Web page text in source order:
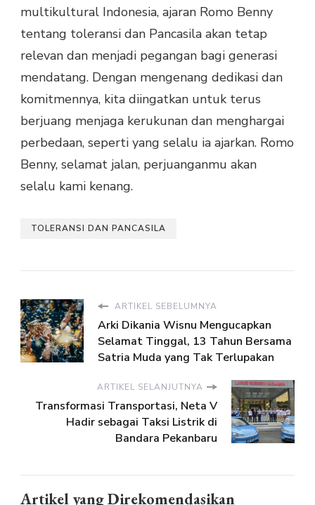
multikultural Indonesia, ajaran Romo Benny
tentang toleransi dan Pancasila akan tetap
relevan dan menjadi pegangan bagi generasi
mendatang. Dengan mengenang dedikasi dan
komitmennya, kita diingatkan untuk terus
berjuang menjaga kerukunan dan menghargai
perbedaan, seperti yang selalu ia ajarkan. Romo
Benny, selamat jalan, perjuanganmu akan
selalu kami kenang.
TOLERANSI DAN PANCASILA
ARTIKEL SEBELUMNYA
Arki Dikania Wisnu Mengucapkan
Selamat Tinggal, 13 Tahun Bersama
Satria Muda yang Tak Terlupakan
ARTIKEL SELANJUTNYA
Transformasi Transportasi, Neta V
Hadir sebagai Taksi Listrik di
Bandara Pekanbaru
Artikel yang Direkomendasikan